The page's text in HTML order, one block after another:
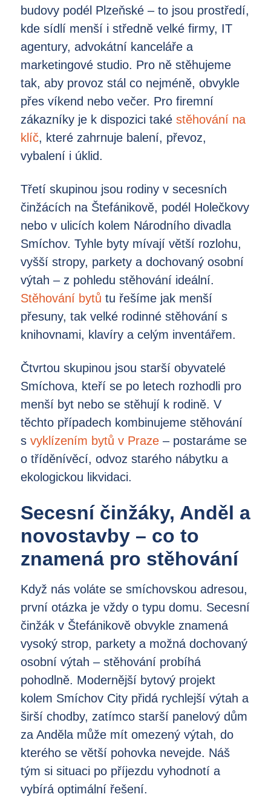
budovy podél Plzeňské – to jsou prostředí,
kde sídlí menší i středně velké firmy, IT
agentury, advokátní kanceláře a
marketingové studio. Pro ně stěhujeme
tak, aby provoz stál co nejméně, obvykle
přes víkend nebo večer. Pro firemní
zákazníky je k dispozici také stěhování na
klíč, které zahrnuje balení, převoz,
vybalení i úklid.
Třetí skupinou jsou rodiny v secesních
činžácích na Štefánikově, podél Holečkovy
nebo v ulicích kolem Národního divadla
Smíchov. Tyhle byty mívají větší rozlohu,
vyšší stropy, parkety a dochovaný osobní
výtah – z pohledu stěhování ideální.
Stěhování bytů tu řešíme jak menší
přesuny, tak velké rodinné stěhování s
knihovnami, klavíry a celým inventářem.
Čtvrtou skupinou jsou starší obyvatelé
Smíchova, kteří se po letech rozhodli pro
menší byt nebo se stěhují k rodině. V
těchto případech kombinujeme stěhování
s vyklízením bytů v Praze– postaráme se
o tříděnívěcí, odvoz starého nábytku a
ekologickou likvidaci.
Secesní činžáky, Anděl a
novostavby – co to
znamená pro stěhování
Když nás voláte se smíchovskou adresou,
první otázka je vždy o typu domu. Secesní
činžák v Štefánikově obvykle znamená
vysoký strop, parkety a možná dochovaný
osobní výtah – stěhování probíhá
pohodlně. Modernější bytový projekt
kolem Smíchov City přidá rychlejší výtah a
širší chodby, zatímco starší panelový dům
za Anděla může mít omezený výtah, do
kterého se větší pohovka nevejde. Náš
tým si situaci po příjezdu vyhodnotí a
vybírá optimální řešení.